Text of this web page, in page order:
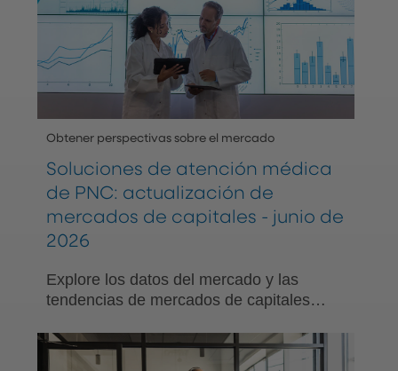
Obtener perspectivas sobre el mercado
Soluciones de atención médica
de PNC: actualización de
mercados de capitales - junio de
2026
Explore los datos del mercado y las
tendencias de mercados de capitales
del sector de organizaciones sin fines de
lucro a medida que la coyuntura